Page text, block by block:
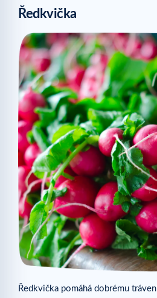
Ředkvička
Ředkvička pomáhá dobrému